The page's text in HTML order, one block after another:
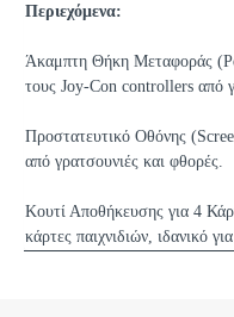
Περιεχόμενα:
Άκαμπτη Θήκη Μεταφοράς
τους Joy-Con controllers από
Προστατευτικό Οθόνης
από γρατσουνιές και φθορές.
Κουτί Αποθήκευσης για 4
κάρτες παιχνιδιών, ιδανικό